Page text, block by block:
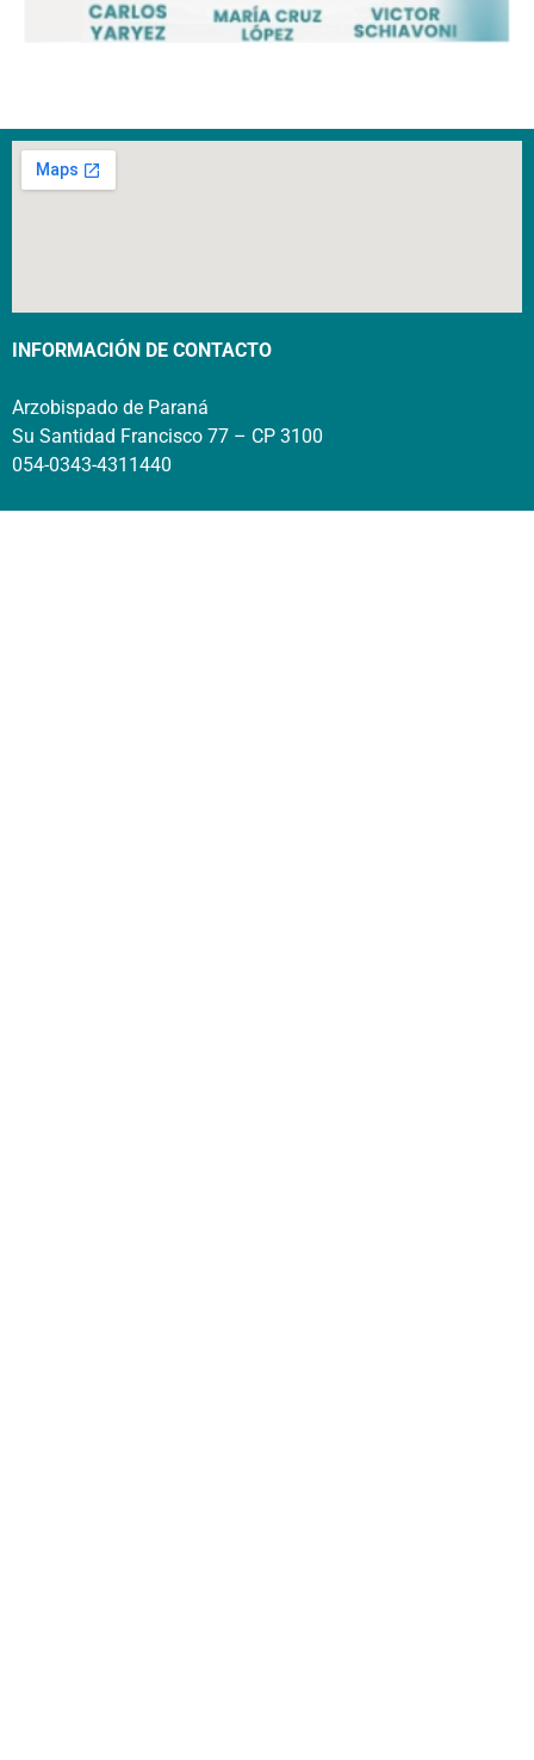
INFORMACIÓN DE CONTACTO
Arzobispado de Paraná
Su Santidad Francisco 77 – CP 3100
054-0343-4311440